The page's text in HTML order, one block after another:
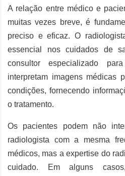
A relação entre médico e
muitas vezes breve, é
preciso e eficaz. O
essencial nos cuidados de
consultor especializado
interpretam imagens médicas
condições, fornecendo
o tratamento.
Os pacientes podem não
radiologista com a mesma
médicos, mas a expertise do
cuidado. Em alguns